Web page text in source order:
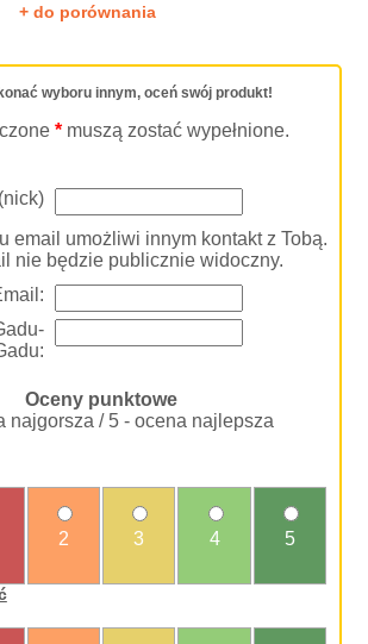
+ do porównania
wyboru innym, oceń swój produkt!
* muszą zostać wypełnione.
email umożliwi innym kontakt z Tobą.
nie będzie publicznie widoczny.
Oceny punktowe
najgorsza / 5 - ocena najlepsza
2 3 4 5